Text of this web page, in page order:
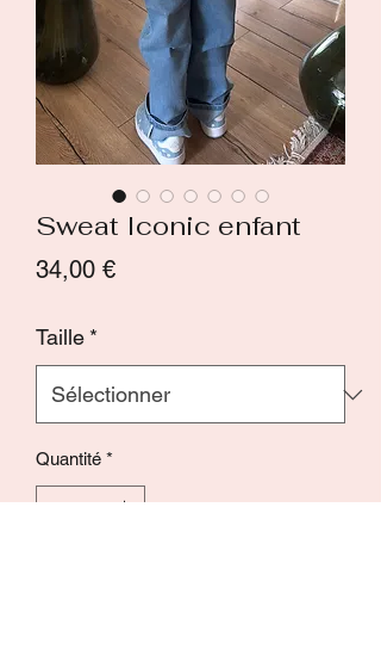
Sweat Iconic enfant
34,00 €Prix
Taille *
Quantité *